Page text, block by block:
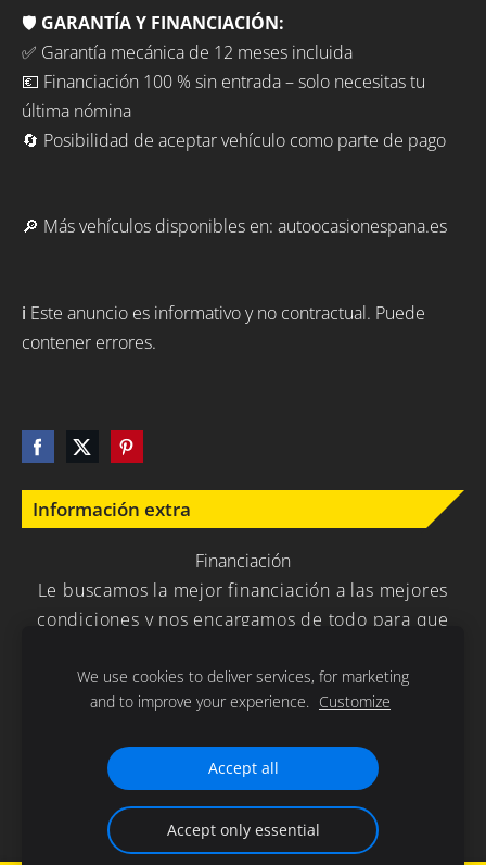
Información extra
Financiación
Le buscamos la mejor financiación a las mejores
condiciones y nos encargamos de todo para que
🛡️ GARANTÍA Y FINANCIACIÓN:
✅ Garantía mecánica de 12 meses incluida
💶 Financiación 100 % sin entrada – solo necesitas tu
última nómina
🔄 Posibilidad de aceptar vehículo como parte de pago
🔎 Más vehículos disponibles en: autoocasionespana.es
ℹ️ Este anuncio es informativo y no contractual. Puede
contener errores.
Gracias por la confianza depositada en nuestra empresa .
We use cookies to deliver services, for marketing
and to improve your experience. Customize
Accept all
Accept only essential